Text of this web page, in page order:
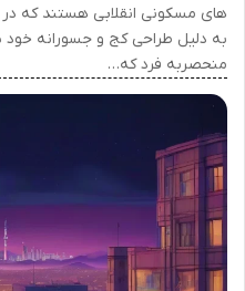
های مسکونی انقلابی هستند که در
به دلیل طراحی کج و جسورانه خود
منحصربه فرد که…